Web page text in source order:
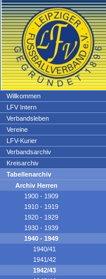
Willkommen
LFV Intern
Verbandsleben
Vereine
LFV-Kurier
Verbandsarchiv
Kreisarchiv
Tabellenarchiv
Archiv Herren
1900 - 1909
1910 - 1919
1920 - 1929
1930 - 1939
1940 - 1949
1940/41
1941/42
1942/43